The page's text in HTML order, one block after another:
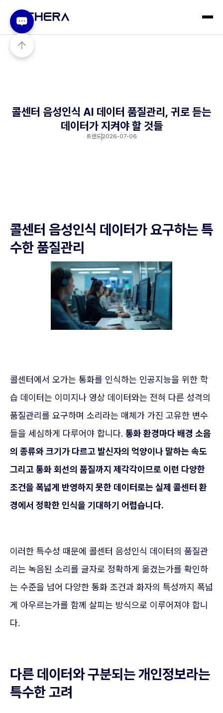
콜센터 음성인식 AI 데이터 품질관리, 귀로 듣는
데이터가 지켜야 할 것들
트렌드 2026-07-06
콜센터 음성인식 데이터가 요구하는 특
수한 품질관리
콜센터에서 오가는 통화를 인식하는 인공지능을 위한 학
습 데이터는 이미지나 영상 데이터와는 전혀 다른 성격의
품질관리를 요구하며 소리라는 매체가 가진 고유한 변수
들을 세심하게 다루어야 합니다. 통화 환경마다 배경 소음
의 종류와 크기가 다르고 발신자의 억양이나 말하는 속도
그리고 통화 회선의 품질까지 제각각이므로 이런 다양한
조건을 폭넓게 반영하지 못한 데이터로는 실제 콜센터 환
경에서 정확한 인식을 기대하기 어렵습니다.
이러한 특수성 때문에 콜센터 음성인식 데이터의 품질관
리는 녹음된 소리를 글자로 정확하게 옮겼는가를 확인하
는 수준을 넘어 다양한 통화 조건과 화자의 특성까지 폭넓
게 아우르는가를 함께 살피는 방식으로 이루어져야 합니
다.
다른 데이터와 구분되는 개인정보라는
특수한 고려